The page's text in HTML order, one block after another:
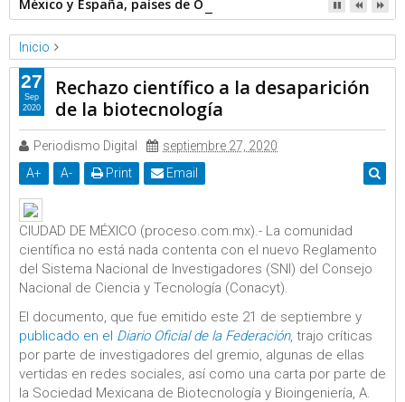
México y España, países de OCDE donde más subió el peso
Inicio
Proceso
Rechazo científico a la desaparición de la biotecnología
Rechazo científico a la desaparición
de la biotecnología
Periodismo Digital
septiembre 27, 2020
A+ A- Print Email
CIUDAD DE MÉXICO (proceso.com.mx).- La comunidad
científica no está nada contenta con el nuevo Reglamento
del Sistema Nacional de Investigadores (SNI) del Consejo
Nacional de Ciencia y Tecnología (Conacyt).
El documento, que fue emitido este 21 de septiembre y
publicado en el Diario Oficial de la Federación, trajo críticas
por parte de investigadores del gremio, algunas de ellas
vertidas en redes sociales, así como una carta por parte de
la Sociedad Mexicana de Biotecnología y Bioingeniería, A.
27
Sep
2020